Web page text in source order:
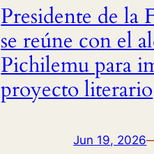
Presidente de la
se reúne con el
Pichilemu para
proyecto literario
Jun 19, 2026